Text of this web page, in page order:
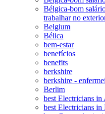
Bélgica-bom
trabalhar no
Belgium
Bélica
bem-estar
benefícios
benefits
berkshire
berkshire -
Berlim
best Electricians in
best Electricians in